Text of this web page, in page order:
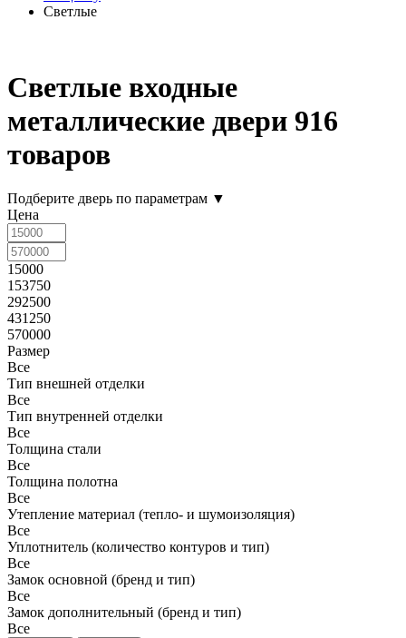
Светлые
Светлые входные
металлические двери 916
товаров
Подберите дверь по параметрам ▼
Цена
15000
153750
292500
431250
570000
Размер
Все
Тип внешней отделки
Все
Тип внутренней отделки
Все
Толщина стали
Все
Толщина полотна
Все
Утепление материал (тепло- и шумоизоляция)
Все
Уплотнитель (количество контуров и тип)
Все
Замок основной (бренд и тип)
Все
Замок дополнительный (бренд и тип)
Все